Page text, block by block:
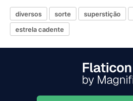
diversos sorte superstição
estrela cadente